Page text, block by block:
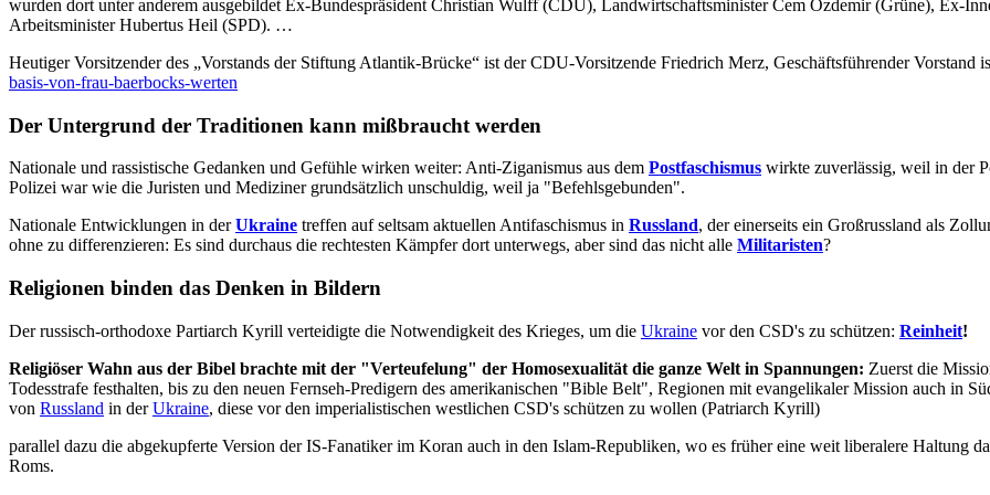
wurden dort unter anderem ausgebildet Ex-Bundespräsident Christian Wulff (CDU), Landwirtschaftsminister Cem Özdemir (Grüne), Ex-
Arbeitsminister Hubertus Heil (SPD). …
Heutiger Vorsitzender des „Vorstands der Stiftung Atlantik-Brücke“ ist der CDU-Vorsitzende Friedrich Merz, Geschäftsführender Vorstand
basis-von-frau-baerbocks-werten
Der Untergrund der Traditionen kann mißbraucht werden
Nationale und rassistische Gedanken und Gefühle wirken weiter: Anti-Ziganismus aus dem Postfaschismus wirkte zuverlässig, weil in der
Polizei war wie die Juristen und Mediziner grundsätzlich unschuldig, weil ja "Befehlsgebunden".
Nationale Entwicklungen in derUkraine treffen auf seltsam aktuellen Antifaschismus in Russland, der einerseits ein Großrussland als
ohne zu differenzieren: Es sind durchaus die rechtesten Kämpfer dort unterwegs, aber sind das nicht alle Militaristen?
Religionen binden das Denken in Bildern
Der russisch-orthodoxe Partiarch Kyrill verteidigte die Notwendigkeit des Krieges, um die Ukraine vor den CSD's zu schützen: Reinheit!
Religiöser Wahn aus der Bibel brachte mit der "Verteufelung" der Homosexualität die ganze Welt in Spannungen: Zuerst die
Todesstrafe festhalten, bis zu den neuen Fernseh-Predigern des amerikanischen "Bible Belt", Regionen mit evangelikaler Mission auch in
von Russland in derUkraine, diese vor den imperialistischen westlichen CSD's schützen zu wollen (Patriarch Kyrill)
parallel dazu die abgekupferte Version der IS-Fanatiker im Koran auch in den Islam-Republiken, wo es früher eine weit liberalere Haltung
Roms.